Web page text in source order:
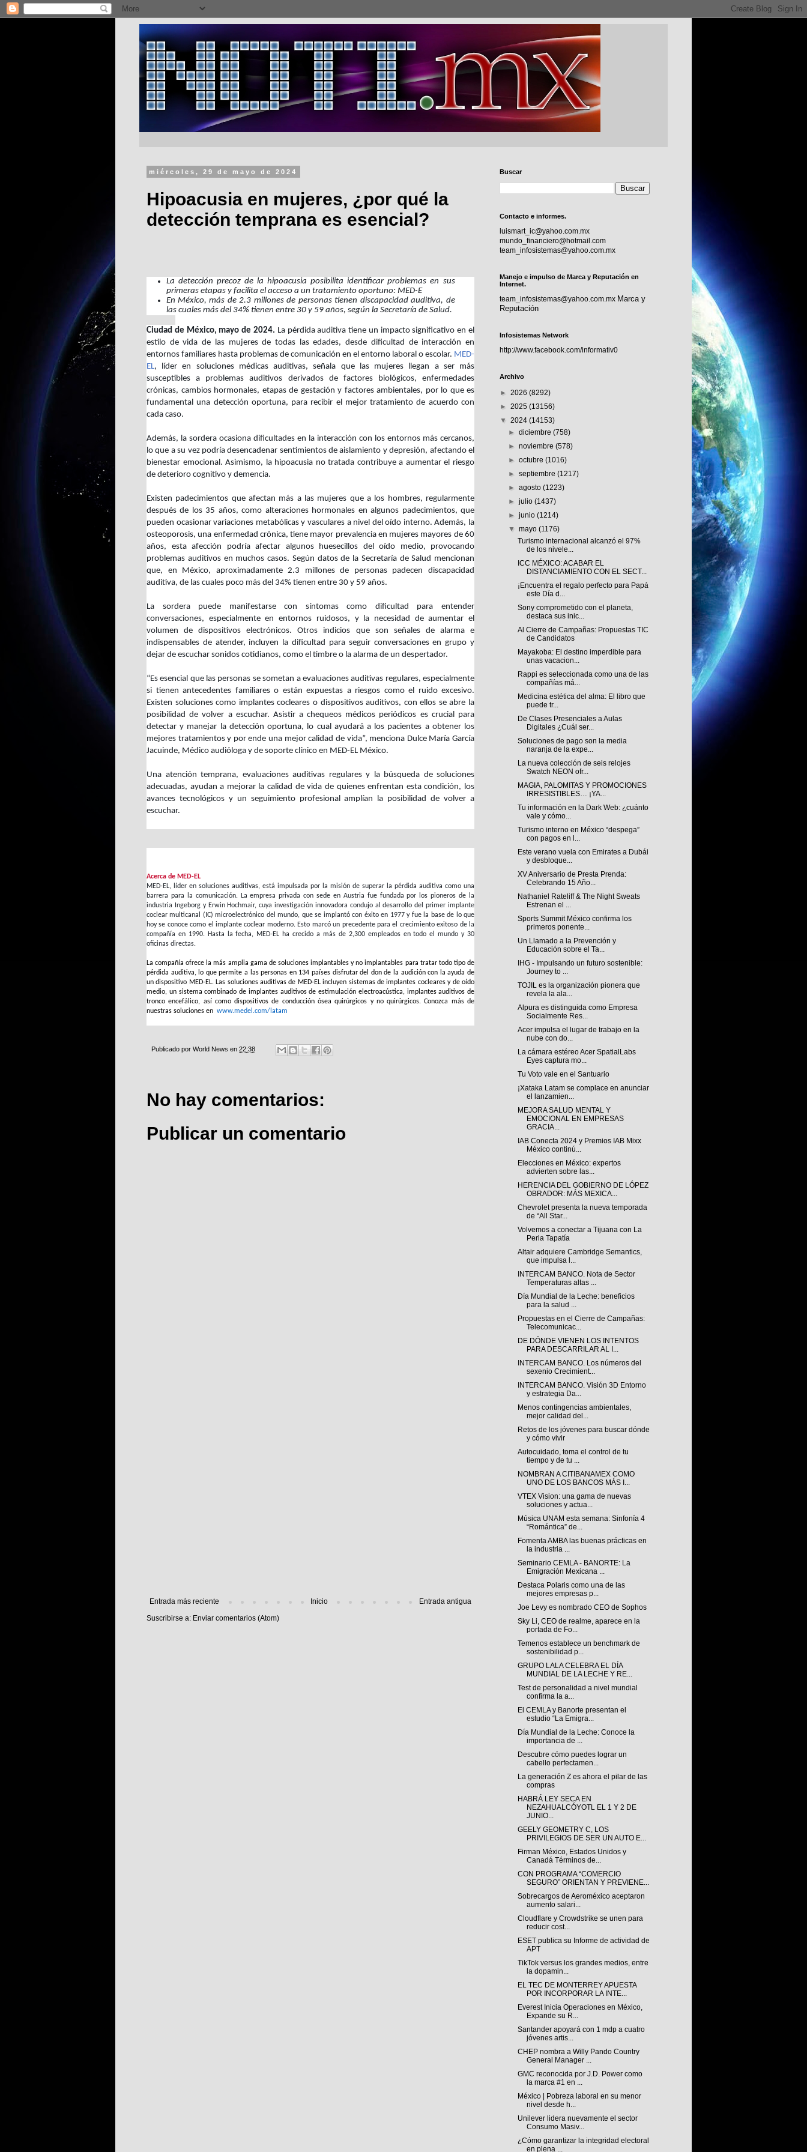
miércoles, 29 de mayo de 2024
Hipoacusia en mujeres, ¿por qué la
detección temprana es esencial?
La detección precoz de la hipoacusia posibilita identificar problemas en sus
primeras etapas y facilita el acceso a un tratamiento oportuno: MED-E
En México, más de 2.3 millones de personas tienen discapacidad auditiva, de
las cuales más del 34% tienen entre 30 y 59 años, según la Secretaría de Salud.
Ciudad de México, mayo de 2024. La pérdida auditiva tiene un impacto significativo en el
estilo de vida de las mujeres de todas las edades, desde dificultad de interacción en
entornos familiares hasta problemas de comunicación en el entorno laboral o escolar. MED-
EL, líder en soluciones médicas auditivas, señala que las mujeres llegan a ser más
susceptibles a problemas auditivos derivados de factores biológicos, enfermedades
crónicas, cambios hormonales, etapas de gestación y factores ambientales, por lo que es
fundamental una detección oportuna, para recibir el mejor tratamiento de acuerdo con
cada caso.
Además, la sordera ocasiona dificultades en la interacción con los entornos más cercanos,
lo que a su vez podría desencadenar sentimientos de aislamiento y depresión, afectando el
bienestar emocional. Asimismo, la hipoacusia no tratada contribuye a aumentar el riesgo
de deterioro cognitivo y demencia.
Existen padecimientos que afectan más a las mujeres que a los hombres, regularmente
después de los 35 años, como alteraciones hormonales en algunos padecimientos, que
pueden ocasionar variaciones metabólicas y vasculares a nivel del oído interno. Además, la
osteoporosis, una enfermedad crónica, tiene mayor prevalencia en mujeres mayores de 60
años, esta afección podría afectar algunos huesecillos del oído medio, provocando
problemas auditivos en muchos casos. Según datos de la Secretaría de Salud mencionan
que, en México, aproximadamente 2.3 millones de personas padecen discapacidad
auditiva, de las cuales poco más del 34% tienen entre 30 y 59 años.
La sordera puede manifestarse con síntomas como dificultad para entender
conversaciones, especialmente en entornos ruidosos, y la necesidad de aumentar el
volumen de dispositivos electrónicos. Otros indicios que son señales de alarma e
indispensables de atender, incluyen la dificultad para seguir conversaciones en grupo y
dejar de escuchar sonidos cotidianos, como el timbre o la alarma de un despertador.
“Es esencial que las personas se sometan a evaluaciones auditivas regulares, especialmente
si tienen antecedentes familiares o están expuestas a riesgos como el ruido excesivo.
Existen soluciones como implantes cocleares o dispositivos auditivos, con ellos se abre la
posibilidad de volver a escuchar. Asistir a chequeos médicos periódicos es crucial para
detectar y manejar la detección oportuna, lo cual ayudará a los pacientes a obtener los
mejores tratamientos y por ende una mejor calidad de vida”, menciona Dulce María García
Jacuinde, Médico audióloga y de soporte clínico en MED-EL México.
Una atención temprana, evaluaciones auditivas regulares y la búsqueda de soluciones
adecuadas, ayudan a mejorar la calidad de vida de quienes enfrentan esta condición, los
avances tecnológicos y un seguimiento profesional amplían la posibilidad de volver a
escuchar.
Acerca de MED-EL
MED-EL, líder en soluciones auditivas, está impulsada por la misión de superar la pérdida auditiva como una
barrera para la comunicación. La empresa privada con sede en Austria fue fundada por los pioneros de la
industria Ingeborg y Erwin Hochmair, cuya investigación innovadora condujo al desarrollo del primer implante
coclear multicanal (IC) microelectrónico del mundo, que se implantó con éxito en 1977 y fue la base de lo que
hoy se conoce como el implante coclear moderno. Esto marcó un precedente para el crecimiento exitoso de la
compañía en 1990. Hasta la fecha, MED-EL ha crecido a más de 2,300 empleados en todo el mundo y 30
oficinas directas.
La compañía ofrece la más amplia gama de soluciones implantables y no implantables para tratar todo tipo de
pérdida auditiva, lo que permite a las personas en 134 países disfrutar del don de la audición con la ayuda de
un dispositivo MED-EL. Las soluciones auditivas de MED-EL incluyen sistemas de implantes cocleares y de oído
medio, un sistema combinado de implantes auditivos de estimulación electroacústica, implantes auditivos de
tronco encefálico, así como dispositivos de conducción ósea quirúrgicos y no quirúrgicos. Conozca más de
nuestras soluciones en www.medel.com/latam
Publicado por World News en 22:38
No hay comentarios:
Publicar un comentario
Entrada más reciente Entrada antigua
Inicio
Suscribirse a: Enviar comentarios (Atom)
Buscar
Contacto e informes.
luismart_ic@yahoo.com.mx
mundo_financiero@hotmail.com
team_infosistemas@yahoo.com.mx
Manejo e impulso de Marca y Reputación en
Internet.
team_infosistemas@yahoo.com.mx Marca y
Reputación
Infosistemas Network
http://www.facebook.com/informativ0
Archivo
► 2026 (8292)
► 2025 (13156)
▼ 2024 (14153)
►diciembre(758)
►noviembre(578)
►octubre(1016)
►septiembre(1217)
►agosto(1223)
►julio(1437)
►junio(1214)
▼mayo(1176)
Turismo internacional alcanzó el 97%
de los nivele...
ICC MÉXICO: ACABAR EL
DISTANCIAMIENTO CON EL SECT...
¡Encuentra el regalo perfecto para Papá
este Día d...
Sony comprometido con el planeta,
destaca sus inic...
Al Cierre de Campañas: Propuestas TIC
de Candidatos
Mayakoba: El destino imperdible para
unas vacacion...
Rappi es seleccionada como una de las
compañías má...
Medicina estética del alma: El libro que
puede tr...
De Clases Presenciales a Aulas
Digitales ¿Cuál ser...
Soluciones de pago son la media
naranja de la expe...
La nueva colección de seis relojes
Swatch NEON ofr...
MAGIA, PALOMITAS Y PROMOCIONES
IRRESISTIBLES… ¡YA...
Tu información en la Dark Web: ¿cuánto
vale y cómo...
Turismo interno en México “despega”
con pagos en l...
Este verano vuela con Emirates a Dubái
y desbloque...
XV Aniversario de Presta Prenda:
Celebrando 15 Año...
Nathaniel Rateliff & The Night Sweats
Estrenan el ...
Sports Summit México confirma los
primeros ponente...
Un Llamado a la Prevención y
Educación sobre el Ta...
IHG - Impulsando un futuro sostenible:
Journey to ...
TOJIL es la organización pionera que
revela la ala...
Alpura es distinguida como Empresa
Socialmente Res...
Acer impulsa el lugar de trabajo en la
nube con do...
La cámara estéreo Acer SpatialLabs
Eyes captura mo...
Tu Voto vale en el Santuario
¡Xataka Latam se complace en anunciar
el lanzamien...
MEJORA SALUD MENTAL Y
EMOCIONAL EN EMPRESAS
GRACIA...
IAB Conecta 2024 y Premios IAB Mixx
México continú...
Elecciones en México: expertos
advierten sobre las...
HERENCIA DEL GOBIERNO DE LÓPEZ
OBRADOR: MÁS MEXICA...
Chevrolet presenta la nueva temporada
de “All Star...
Volvemos a conectar a Tijuana con La
Perla Tapatía
Altair adquiere Cambridge Semantics,
que impulsa l...
INTERCAM BANCO. Nota de Sector
Temperaturas altas ...
Día Mundial de la Leche: beneficios
para la salud ...
Propuestas en el Cierre de Campañas:
Telecomunicac...
DE DÓNDE VIENEN LOS INTENTOS
PARA DESCARRILAR AL I...
INTERCAM BANCO. Los números del
sexenio Crecimient...
INTERCAM BANCO. Visión 3D Entorno
y estrategia Da...
Menos contingencias ambientales,
mejor calidad del...
Retos de los jóvenes para buscar dónde
y cómo vivir
Autocuidado, toma el control de tu
tiempo y de tu ...
NOMBRAN A CITIBANAMEX COMO
UNO DE LOS BANCOS MÁS I...
VTEX Vision: una gama de nuevas
soluciones y actua...
Música UNAM esta semana: Sinfonía 4
“Romántica” de...
Fomenta AMBA las buenas prácticas en
la industria ...
Seminario CEMLA - BANORTE: La
Emigración Mexicana ...
Destaca Polaris como una de las
mejores empresas p...
Joe Levy es nombrado CEO de Sophos
Sky Li, CEO de realme, aparece en la
portada de Fo...
Temenos establece un benchmark de
sostenibilidad p...
GRUPO LALA CELEBRA EL DÍA
MUNDIAL DE LA LECHE Y RE...
Test de personalidad a nivel mundial
confirma la a...
El CEMLA y Banorte presentan el
estudio “La Emigra...
Día Mundial de la Leche: Conoce la
importancia de ...
Descubre cómo puedes lograr un
cabello perfectamen...
La generación Z es ahora el pilar de las
compras
HABRÁ LEY SECA EN
NEZAHUALCÓYOTL EL 1 Y 2 DE
JUNIO...
GEELY GEOMETRY C, LOS
PRIVILEGIOS DE SER UN AUTO E...
Firman México, Estados Unidos y
Canadá Términos de...
CON PROGRAMA “COMERCIO
SEGURO” ORIENTAN Y PREVIENE...
Sobrecargos de Aeroméxico aceptaron
aumento salari...
Cloudflare y Crowdstrike se unen para
reducir cost...
ESET publica su Informe de actividad de
APT
TikTok versus los grandes medios, entre
la dopamin...
EL TEC DE MONTERREY APUESTA
POR INCORPORAR LA INTE...
Everest Inicia Operaciones en México,
Expande su R...
Santander apoyará con 1 mdp a cuatro
jóvenes artis...
CHEP nombra a Willy Pando Country
General Manager ...
GMC reconocida por J.D. Power como
la marca #1 en ...
México | Pobreza laboral en su menor
nivel desde h...
Unilever lidera nuevamente el sector
Consumo Masiv...
¿Cómo garantizar la integridad electoral
en plena ...